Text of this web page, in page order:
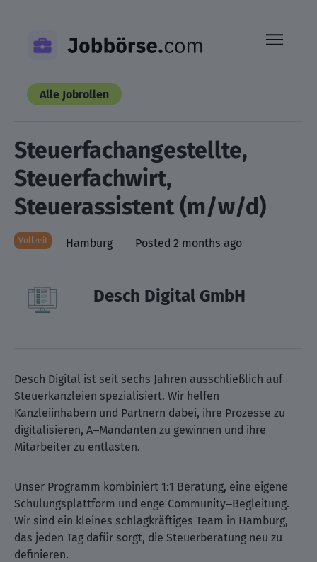
content
Alle Jobrollen
Steuerfachangestellte,
Steuerfachwirt,
Steuerassistent (m/w/d)
Vollzeit Hamburg Posted 2 months ago
Desch Digital GmbH
Desch Digital ist seit sechs Jahren ausschließlich auf
Steuerkanzleien spezialisiert. Wir helfen
Kanzleiinhabern und Partnern dabei, ihre Prozesse zu
digitalisieren, A‒Mandanten zu gewinnen und ihre
Mitarbeiter zu entlasten.
Unser Programm kombiniert 1:1 Beratung, eine eigene
Schulungsplattform und enge Community‒Begleitung.
Wir sind ein kleines schlagkräftiges Team in Hamburg,
das jeden Tag dafür sorgt, die Steuerberatung neu zu
definieren.